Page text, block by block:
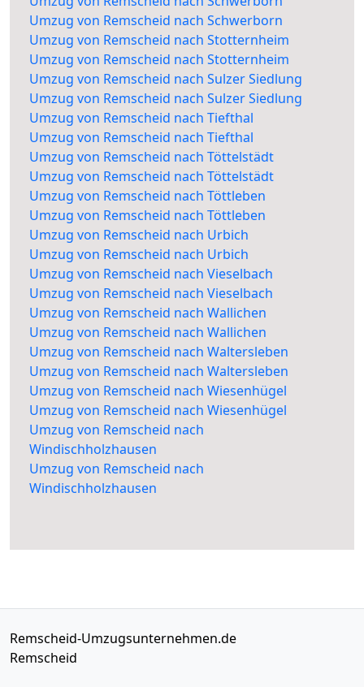
Umzug von Remscheid nach Schwerborn
Umzug von Remscheid nach Stotternheim
Umzug von Remscheid nach Stotternheim
Umzug von Remscheid nach Sulzer Siedlung
Umzug von Remscheid nach Sulzer Siedlung
Umzug von Remscheid nach Tiefthal
Umzug von Remscheid nach Tiefthal
Umzug von Remscheid nach Töttelstädt
Umzug von Remscheid nach Töttelstädt
Umzug von Remscheid nach Töttleben
Umzug von Remscheid nach Töttleben
Umzug von Remscheid nach Urbich
Umzug von Remscheid nach Urbich
Umzug von Remscheid nach Vieselbach
Umzug von Remscheid nach Vieselbach
Umzug von Remscheid nach Wallichen
Umzug von Remscheid nach Wallichen
Umzug von Remscheid nach Waltersleben
Umzug von Remscheid nach Waltersleben
Umzug von Remscheid nach Wiesenhügel
Umzug von Remscheid nach Wiesenhügel
Umzug von Remscheid nach
Windischholzhausen
Umzug von Remscheid nach
Windischholzhausen
Remscheid-Umzugsunternehmen.de
Remscheid